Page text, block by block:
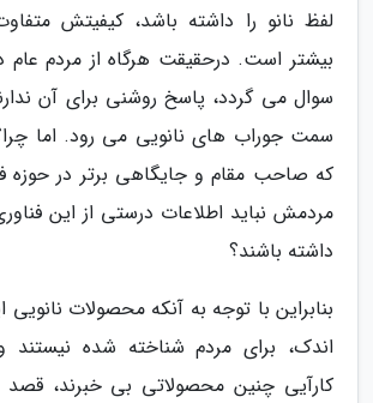
لفظ نانو را داشته باشد، کیفیتش
بیشتر است. درحقیقت هرگاه از مردم عام
سوال می گردد، پاسخ روشنی برای آن
سمت جوراب های نانویی می رود. اما
که صاحب مقام و جایگاهی برتر در حوزه
مردمش نباید اطلاعات درستی از این
داشته باشند؟
بنابراین با توجه به آنکه محصولات نانویی
اندک، برای مردم شناخته شده نیستند
کارآیی چنین محصولاتی بی خبرند، قصد